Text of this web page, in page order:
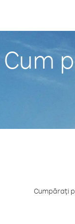
Cum
Cumpărați